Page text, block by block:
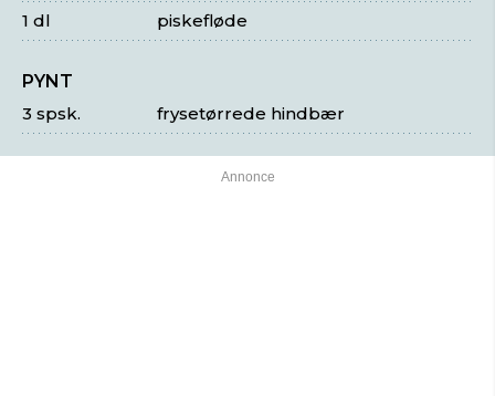
piskefløde
1 dl
PYNT
frysetørrede hindbær
3 spsk.